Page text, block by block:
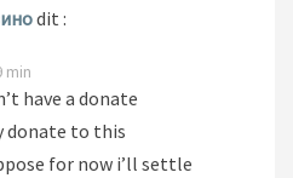
dit :
min
have a donate
donate to this
for now i’ll settle